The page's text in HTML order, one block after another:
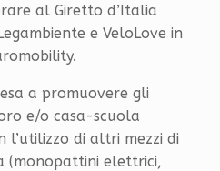
al Giretto d’Italia
e VeloLove in
a promuovere gli
e/o casa-scuola
di altri mezzi di
(monopattini elettrici,